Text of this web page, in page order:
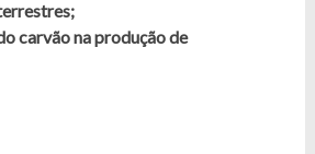
carvão na produção de